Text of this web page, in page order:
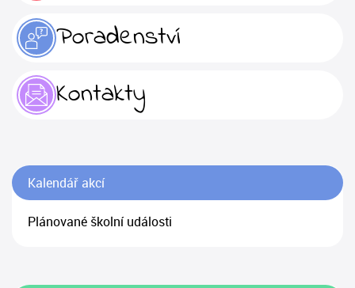
Poradenství
Kontakty
Kalendář akcí
Plánované školní události